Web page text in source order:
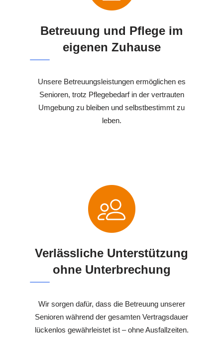
Betreuung und Pflege im
eigenen Zuhause
Unsere Betreuungsleistungen ermöglichen es
Senioren, trotz Pflegebedarf in der vertrauten
Umgebung zu bleiben und selbstbestimmt zu
leben.
Verlässliche Unterstützung
ohne Unterbrechung
Wir sorgen dafür, dass die Betreuung unserer
Senioren während der gesamten Vertragsdauer
lückenlos gewährleistet ist – ohne Ausfallzeiten.